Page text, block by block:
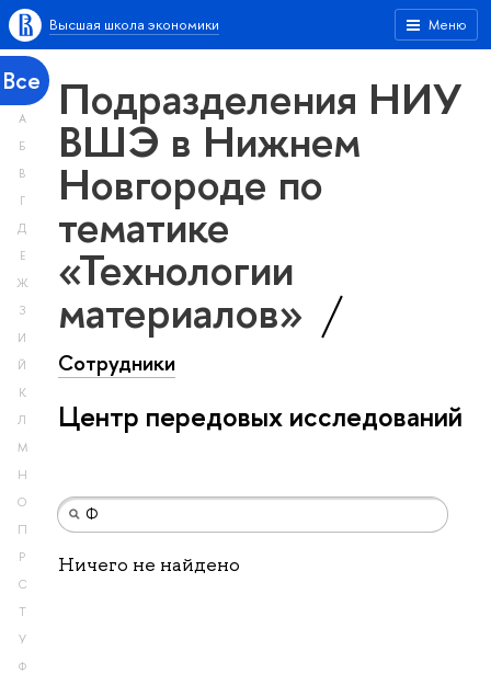
Меню
Высшая школа экономики
Все
А
Б
В
Г
Д
Е
Ж
З
И
Й
К
Л
М
Н
О
П
Р
С
Т
У
Ф
Подразделения НИУ
ВШЭ в Нижнем
Новгороде по
тематике
«Технологии
материалов»
Сотрудники
Центр передовых исследований
Ничего не найдено